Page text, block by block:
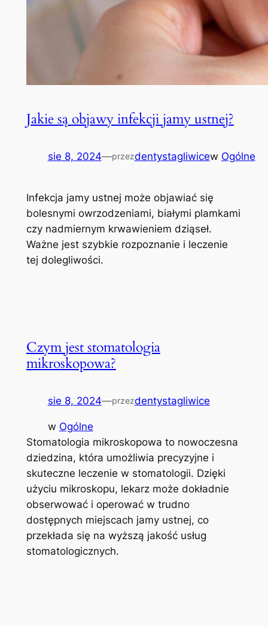
Jakie są objawy infekcji jamy ustnej?
sie 8, 2024—przezdentystagliwicew Ogólne
Infekcja jamy ustnej może objawiać się
bolesnymi owrzodzeniami, białymi plamkami
czy nadmiernym krwawieniem dziąseł.
Ważne jest szybkie rozpoznanie i leczenie
tej dolegliwości.
Czym jest stomatologia
mikroskopowa?
sie 8, 2024—przezdentystagliwice
w Ogólne
Stomatologia mikroskopowa to nowoczesna
dziedzina, która umożliwia precyzyjne i
skuteczne leczenie w stomatologii. Dzięki
użyciu mikroskopu, lekarz może dokładnie
obserwować i operować w trudno
dostępnych miejscach jamy ustnej, co
przekłada się na wyższą jakość usług
stomatologicznych.